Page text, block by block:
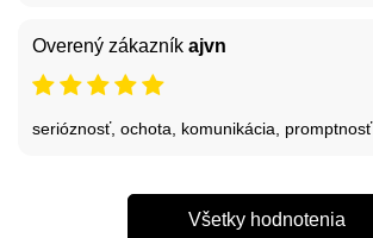
Overený zákazník ajvn
serióznosť, ochota, komunikácia, promptnosť
Všetky hodnotenia